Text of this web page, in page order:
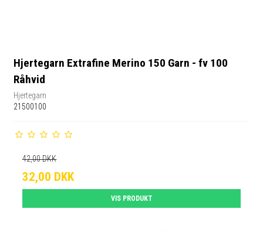
Hjertegarn Extrafine Merino 150 Garn - fv 100
Råhvid
Hjertegarn
21500100
42,00 DKK
32,00 DKK
VIS PRODUKT